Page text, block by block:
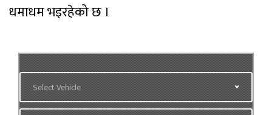
धमाधम भइरहेको छ ।
Select Vehicle